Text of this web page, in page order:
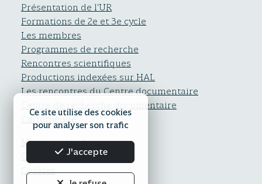
Présentation de l’UR
Formations de 2e et 3e cycle
Les membres
Programmes de recherche
Rencontres scientifiques
Productions indexées sur HAL
Les rencontres du Centre documentaire
Centre de recherche documentaire
Cartothèque
Mentions légales
Confidentialité
Cookies
Ce site utilise des cookies
pour analyser son trafic
J'accepte